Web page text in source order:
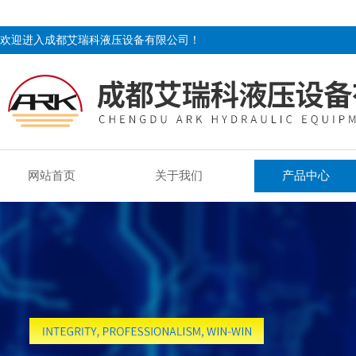
欢迎进入成都艾瑞科液压设备有限公司！
网站首页 关于我们 产品中心